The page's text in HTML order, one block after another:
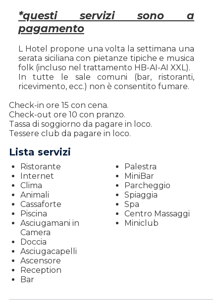
*questi servizi sono a
pagamento
L Hotel propone una volta la settimana una
serata siciliana con pietanze tipiche e musica
folk (incluso nel trattamento HB-AI-AI XXL).
In tutte le sale comuni (bar, ristoranti,
ricevimento, ecc.) non è consentito fumare.
Check-in ore 15 con cena.
Check-out ore 10 con pranzo.
Tassa di soggiorno da pagare in loco.
Tessere club da pagare in loco.
Lista servizi
Ristorante
Internet
Clima
Animali
Cassaforte
Piscina
Palestra
MiniBar
Parcheggio
Spiaggia
Spa
Centro Massaggi
Asciugamani in
Camera
Doccia
Asciugacapelli
Ascensore
Reception
Bar
Miniclub